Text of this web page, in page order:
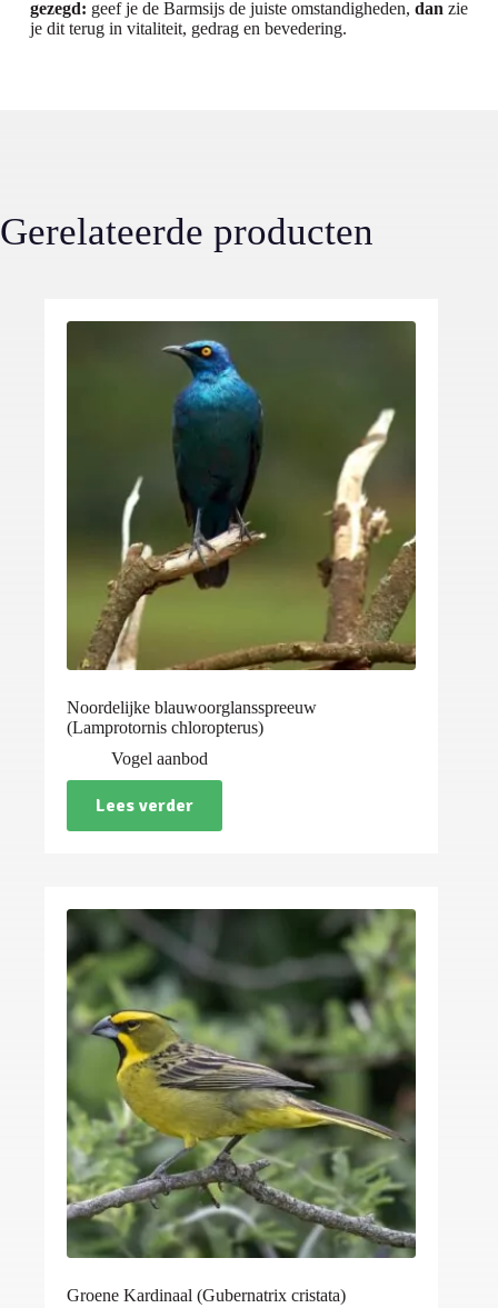
gezegd: geef je de Barmsijs de juiste omstandigheden, dan zie
je dit terug in vitaliteit, gedrag en bevedering.
Gerelateerde producten
Noordelijke blauwoorglansspreeuw
(Lamprotornis chloropterus)
Vogel aanbod
Lees verder
Groene Kardinaal (Gubernatrix cristata)